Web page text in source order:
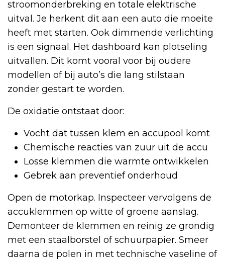
stroomonderbreking en totale elektrische
uitval. Je herkent dit aan een auto die moeite
heeft met starten. Ook dimmende verlichting
is een signaal. Het dashboard kan plotseling
uitvallen. Dit komt vooral voor bij oudere
modellen of bij auto’s die lang stilstaan
zonder gestart te worden.
De oxidatie ontstaat door:
Vocht dat tussen klem en accupool komt
Chemische reacties van zuur uit de accu
Losse klemmen die warmte ontwikkelen
Gebrek aan preventief onderhoud
Open de motorkap. Inspecteer vervolgens de
accuklemmen op witte of groene aanslag.
Demonteer de klemmen en reinig ze grondig
met een staalborstel of schuurpapier. Smeer
daarna de polen in met technische vaseline of